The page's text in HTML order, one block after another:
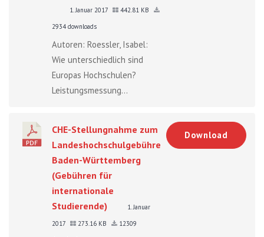
1. Januar 2017
442.81 KB
2934 downloads
Autoren: Roessler, Isabel:
Wie unterschiedlich sind
Europas Hochschulen?
Leistungsmessung...
CHE-Stellungnahme zum
Landeshochschulgebührengesetz
Baden-Württemberg
(Gebühren für
internationale
Studierende)
1. Januar
2017
273.16 KB
12309
Download